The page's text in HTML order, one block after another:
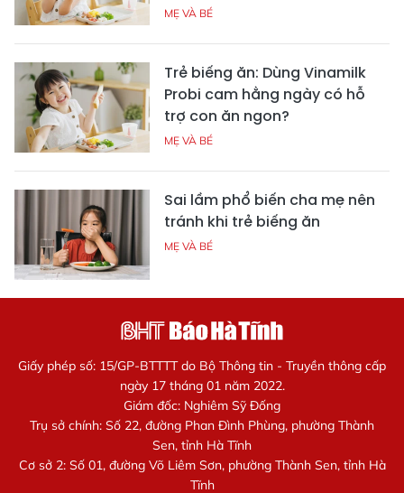
MẸ VÀ BÉ
Trẻ biếng ăn: Dùng Vinamilk
Probi cam hằng ngày có hỗ
trợ con ăn ngon?
MẸ VÀ BÉ
Sai lầm phổ biến cha mẹ nên
tránh khi trẻ biếng ăn
MẸ VÀ BÉ
Giấy phép số: 15/GP-BTTTT do Bộ Thông tin - Truyền thông cấp
ngày 17 tháng 01 năm 2022.
Giám đốc: Nghiêm Sỹ Đống
Trụ sở chính: Số 22, đường Phan Đình Phùng, phường Thành
Sen, tỉnh Hà Tĩnh
Cơ sở 2: Số 01, đường Võ Liêm Sơn, phường Thành Sen, tỉnh Hà
Tĩnh